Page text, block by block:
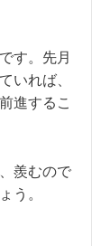
す。先月
いれば、
進するこ
羨むので
う。